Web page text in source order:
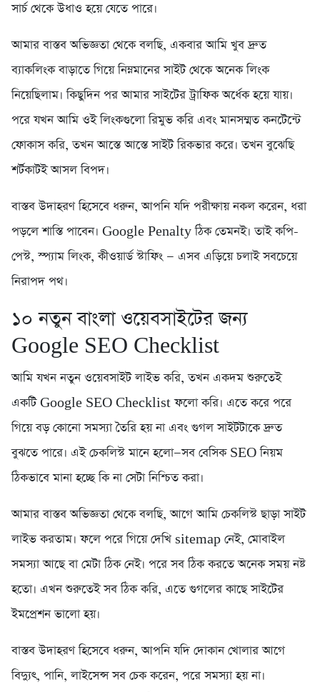
সার্চ থেকে উধাও হয়ে যেতে পারে।
আমার বাস্তব অভিজ্ঞতা থেকে বলছি, একবার আমি খুব দ্রুত
ব্যাকলিংক বাড়াতে গিয়ে নিম্নমানের সাইট থেকে অনেক লিংক
নিয়েছিলাম। কিছুদিন পর আমার সাইটের ট্রাফিক অর্ধেক হয়ে যায়।
পরে যখন আমি ওই লিংকগুলো রিমুভ করি এবং মানসম্মত কনটেন্টে
ফোকাস করি, তখন আস্তে আস্তে সাইট রিকভার করে। তখন বুঝেছি
শর্টকাটই আসল বিপদ।
বাস্তব উদাহরণ হিসেবে ধরুন, আপনি যদি পরীক্ষায় নকল করেন, ধরা
পড়লে শাস্তি পাবেন। Google Penalty ঠিক তেমনই। তাই কপি-
পেস্ট, স্প্যাম লিংক, কীওয়ার্ড স্টাফিং — এসব এড়িয়ে চলাই সবচেয়ে
নিরাপদ পথ।
১০ নতুন বাংলা ওয়েবসাইটের জন্য
Google SEO Checklist
আমি যখন নতুন ওয়েবসাইট লাইভ করি, তখন একদম শুরুতেই
একটি Google SEO Checklist ফলো করি। এতে করে পরে
গিয়ে বড় কোনো সমস্যা তৈরি হয় না এবং গুগল সাইটটাকে দ্রুত
বুঝতে পারে। এই চেকলিস্ট মানে হলো—সব বেসিক SEO নিয়ম
ঠিকভাবে মানা হচ্ছে কি না সেটা নিশ্চিত করা।
আমার বাস্তব অভিজ্ঞতা থেকে বলছি, আগে আমি চেকলিস্ট ছাড়া সাইট
লাইভ করতাম। ফলে পরে গিয়ে দেখি sitemap নেই, মোবাইল
সমস্যা আছে বা মেটা ঠিক নেই। পরে সব ঠিক করতে অনেক সময় নষ্ট
হতো। এখন শুরুতেই সব ঠিক করি, এতে গুগলের কাছে সাইটের
ইমপ্রেশন ভালো হয়।
বাস্তব উদাহরণ হিসেবে ধরুন, আপনি যদি দোকান খোলার আগে
বিদ্যুৎ, পানি, লাইসেন্স সব চেক করেন, পরে সমস্যা হয় না।